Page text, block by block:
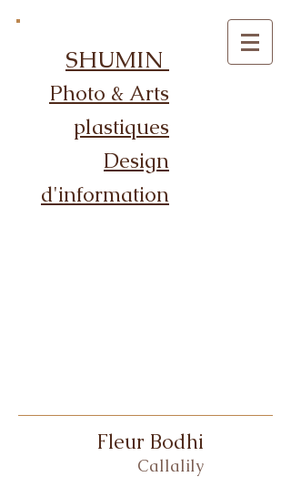
SHUMIN
Photo & Arts
plastiques
Design
d'information
Fleur Bodhi
Callalily